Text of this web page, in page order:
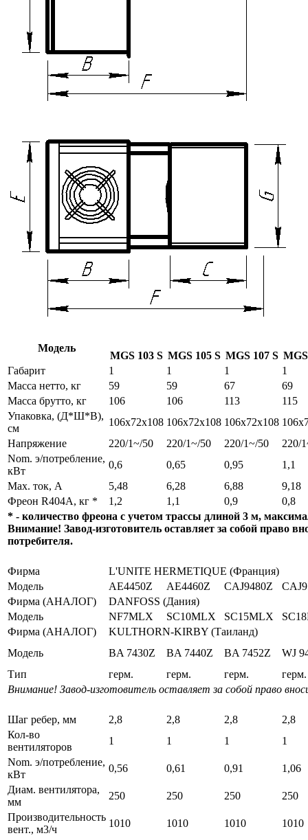
Модель
MGS 103 S MGS 105 S MGS 107 S
Габарит
1 1 1
1
Масса нетто, кг
59 59 67
69
Масса брутто, кг
106 106 113
115
Упаковка, (Д*Ш*В),
см
106х72х108 106х72х108 106х72х108
Напряжение
220/1~/50 220/1~/50 220/1~/50
220/
Nom. э/потребление,
кВт
0,6 0,65 0,95
1,1
Max. ток, А
5,48 6,28 6,88
9,18
Фреон R404А, кг *
1,2 1,1 0,9
0,8
* - количество фреона с учетом трассы длиной 3 м,
Внимание! Завод-изготовитель оставляет за собой право
потребителя.
Фирма
L'UNITE HERMETIQUE (Франция)
Модель
AE4450Z AE4460Z CAJ9480Z
Фирма (АНАЛОГ)
DANFOSS (Дания)
Модель
NF7MLX SC10MLX SC15MLX
Фирма (АНАЛОГ)
KULTHORN-KIRBY (Таиланд)
Модель
BA 7430Z BA 7440Z BA 7452Z
WJ
Тип
герм. герм. герм.
герм.
Внимание! Завод-изготовитель оставляет за собой право
Шаг ребер, мм 2,8 2,8 2,8
2,8
Кол-во
вентиляторов
1 1 1
1
Nom. э/потребление,
кВт
0,56 0,61 0,91
1,06
Диам. вентилятора,
мм
250 250 250
250
Производительность
вент., м3/ч
1010 1010 1010 1010